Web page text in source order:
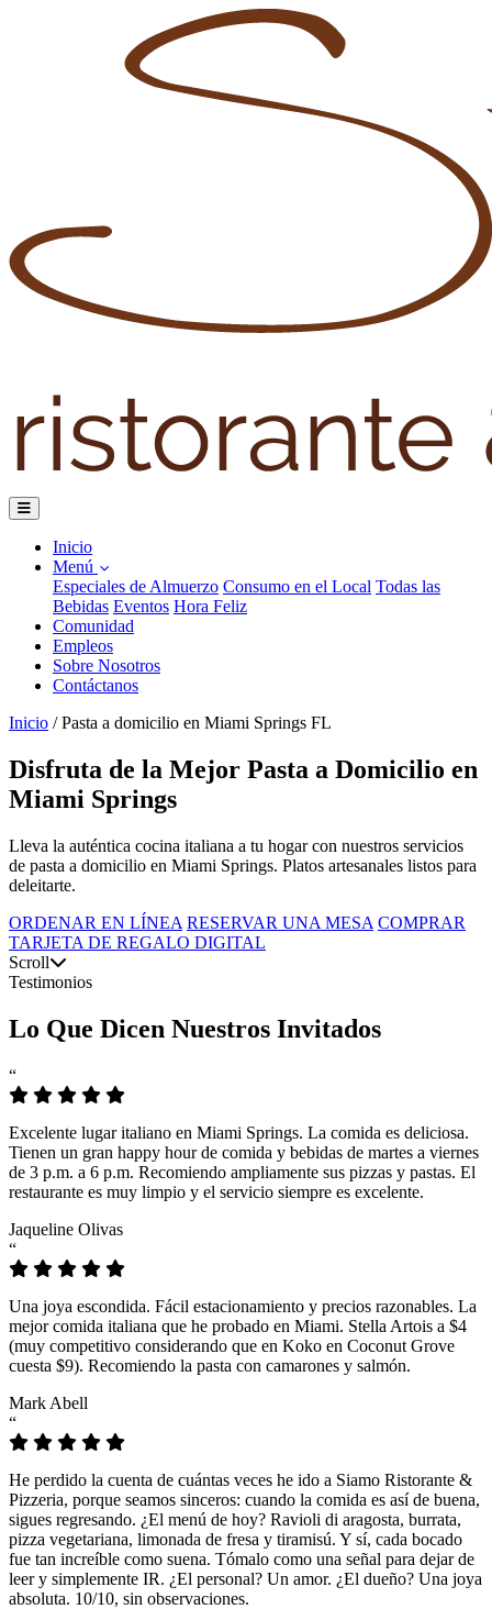
Inicio
Menú
Especiales de Almuerzo Consumo en el Local Todas las
Bebidas Eventos Hora Feliz
Comunidad
Empleos
Sobre Nosotros
Contáctanos
Inicio / Pasta a domicilio en Miami Springs FL
Disfruta de la Mejor Pasta a Domicilio en
Miami Springs
Lleva la auténtica cocina italiana a tu hogar con nuestros servicios
de pasta a domicilio en Miami Springs. Platos artesanales listos para
deleitarte.
ORDENAR EN LÍNEA RESERVAR UNA MESA COMPRAR
TARJETA DE REGALO DIGITAL
Scroll
Testimonios
Lo Que Dicen Nuestros Invitados
“
Excelente lugar italiano en Miami Springs. La comida es deliciosa.
Tienen un gran happy hour de comida y bebidas de martes a viernes
de 3 p.m. a 6 p.m. Recomiendo ampliamente sus pizzas y pastas. El
restaurante es muy limpio y el servicio siempre es excelente.
Jaqueline Olivas
“
Una joya escondida. Fácil estacionamiento y precios razonables. La
mejor comida italiana que he probado en Miami. Stella Artois a $4
(muy competitivo considerando que en Koko en Coconut Grove
cuesta $9). Recomiendo la pasta con camarones y salmón.
Mark Abell
“
He perdido la cuenta de cuántas veces he ido a Siamo Ristorante &
Pizzeria, porque seamos sinceros: cuando la comida es así de buena,
sigues regresando. ¿El menú de hoy? Ravioli di aragosta, burrata,
pizza vegetariana, limonada de fresa y tiramisú. Y sí, cada bocado
fue tan increíble como suena. Tómalo como una señal para dejar de
leer y simplemente IR. ¿El personal? Un amor. ¿El dueño? Una joya
absoluta. 10/10, sin observaciones.